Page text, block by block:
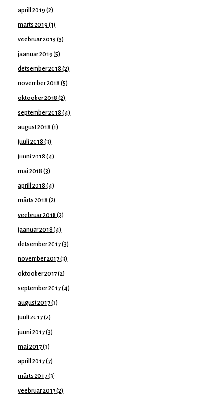
aprill 2019 (2)
märts 2019 (1)
veebruar 2019 (3)
jaanuar 2019 (5)
detsember 2018 (2)
november 2018 (5)
oktoober 2018 (2)
september 2018 (4)
august 2018 (1)
juuli 2018 (3)
juuni 2018 (4)
mai 2018 (3)
aprill 2018 (4)
märts 2018 (2)
veebruar 2018 (2)
jaanuar 2018 (4)
detsember 2017(3)
november 2017(3)
oktoober 2017(2)
september 2017(4)
august 2017(3)
juuli 2017(2)
juuni 2017(3)
mai 2017(3)
aprill 2017(7)
märts 2017(3)
veebruar 2017(2)